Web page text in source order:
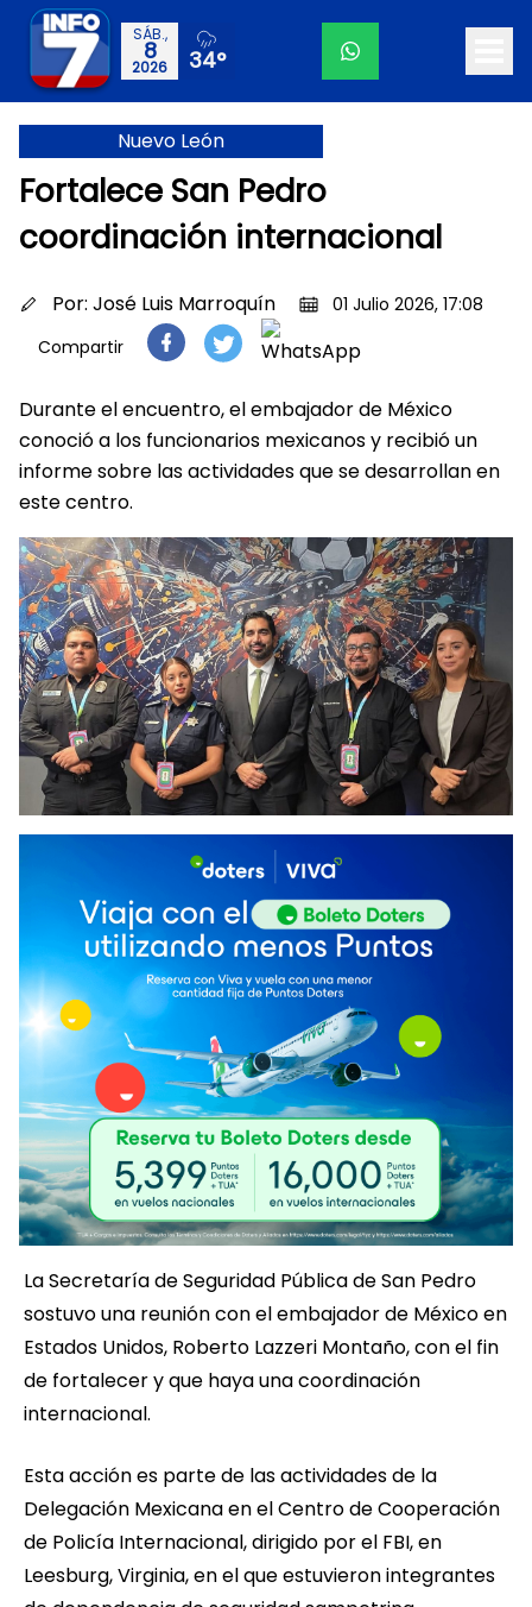
SÁB.,
8
2026 34°
Nuevo León
Fortalece San Pedro
coordinación internacional
Por: José Luis Marroquín
01 Julio 2026, 17:08
Compartir
Durante el encuentro, el embajador de México
conoció a los funcionarios mexicanos y recibió un
informe sobre las actividades que se desarrollan en
este centro.
La Secretaría de Seguridad Pública de San Pedro
sostuvo una reunión con el embajador de México en
Estados Unidos, Roberto Lazzeri Montaño, con el fin
de fortalecer y que haya una coordinación
internacional.
Esta acción es parte de las actividades de la
Delegación Mexicana en el Centro de Cooperación
de Policía Internacional, dirigido por el FBI, en
Leesburg, Virginia, en el que estuvieron integrantes